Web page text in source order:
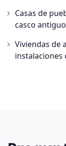
Casas de
casco
Viviendas de
instalaciones